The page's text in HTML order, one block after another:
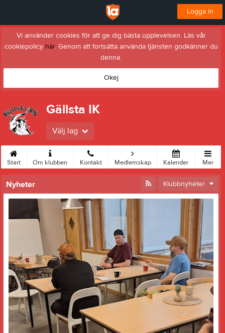
Logga in
Vi använder cookies för att ge dig bästa upplevelsen. Läs vår
cookiepolicy här. Genom att fortsätta använda tjänsten godkänner du
denna.
Okej
Gällsta IK
Välj lag
Start Om klubben Kontakt Medlemskap Kalender Mer
Nyheter Klubbnyheter